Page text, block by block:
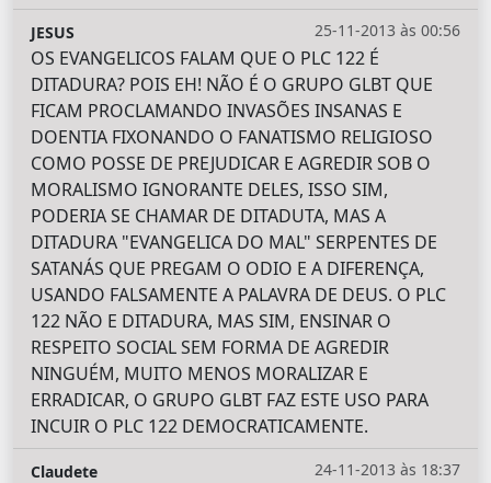
25-11-2013 às 00:56
JESUS
OS EVANGELICOS FALAM QUE O PLC 122 É
DITADURA? POIS EH! NÃO É O GRUPO GLBT QUE
FICAM PROCLAMANDO INVASÕES INSANAS E
DOENTIA FIXONANDO O FANATISMO RELIGIOSO
COMO POSSE DE PREJUDICAR E AGREDIR SOB O
MORALISMO IGNORANTE DELES, ISSO SIM,
PODERIA SE CHAMAR DE DITADUTA, MAS A
DITADURA "EVANGELICA DO MAL" SERPENTES DE
SATANÁS QUE PREGAM O ODIO E A DIFERENÇA,
USANDO FALSAMENTE A PALAVRA DE DEUS. O PLC
122 NÃO E DITADURA, MAS SIM, ENSINAR O
RESPEITO SOCIAL SEM FORMA DE AGREDIR
NINGUÉM, MUITO MENOS MORALIZAR E
ERRADICAR, O GRUPO GLBT FAZ ESTE USO PARA
INCUIR O PLC 122 DEMOCRATICAMENTE.
24-11-2013 às 18:37
Claudete